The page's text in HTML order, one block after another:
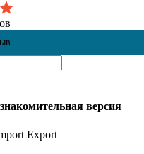
версия
Export